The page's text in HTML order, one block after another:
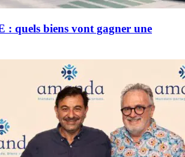
: quels biens vont gagner une